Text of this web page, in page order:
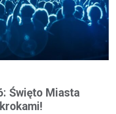
Święto Miasta